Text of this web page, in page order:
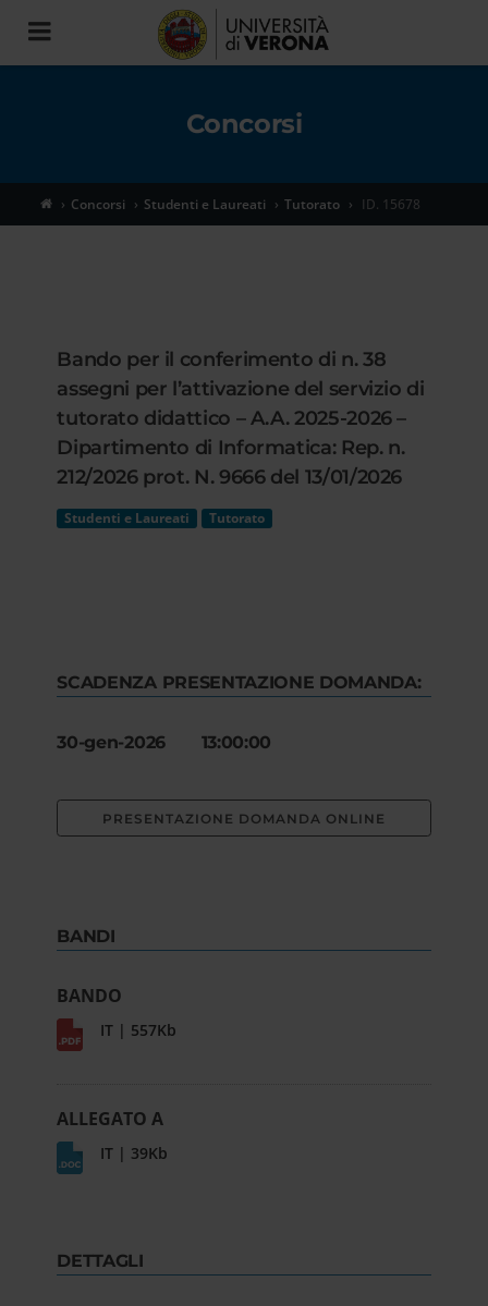
Toggle
navigation
Concorsi
Concorsi Studenti e Laureati Tutorato ID. 15678
Bando per il conferimento di n. 38
assegni per l’attivazione del servizio di
tutorato didattico – A.A. 2025-2026 –
Dipartimento di Informatica: Rep. n.
212/2026 prot. N. 9666 del 13/01/2026
Studenti e Laureati Tutorato
SCADENZA PRESENTAZIONE DOMANDA:
30-gen-2026 13:00:00
PRESENTAZIONE DOMANDA ONLINE
BANDI
BANDO
IT | 557Kb
ALLEGATO A
IT | 39Kb
DETTAGLI